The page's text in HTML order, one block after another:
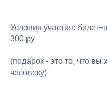
Условия участия:
300 ру
(подарок - это то, что вы
человеку)